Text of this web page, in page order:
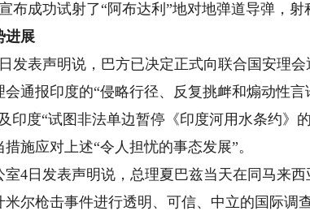
成功试射了“阿布达利”地对地弹道导弹，射
进展
表声明说，巴方已决定正式向联合国安理会
会通报印度的“侵略行径、反复挑衅和煽动性
印度“试图非法单边暂停《印度河用水条约》
施应对上述“令人担忧的事态发展”。
日发表声明说，总理夏巴兹当天在同马来西
尔枪击事件进行透明、可信、中立的国际调